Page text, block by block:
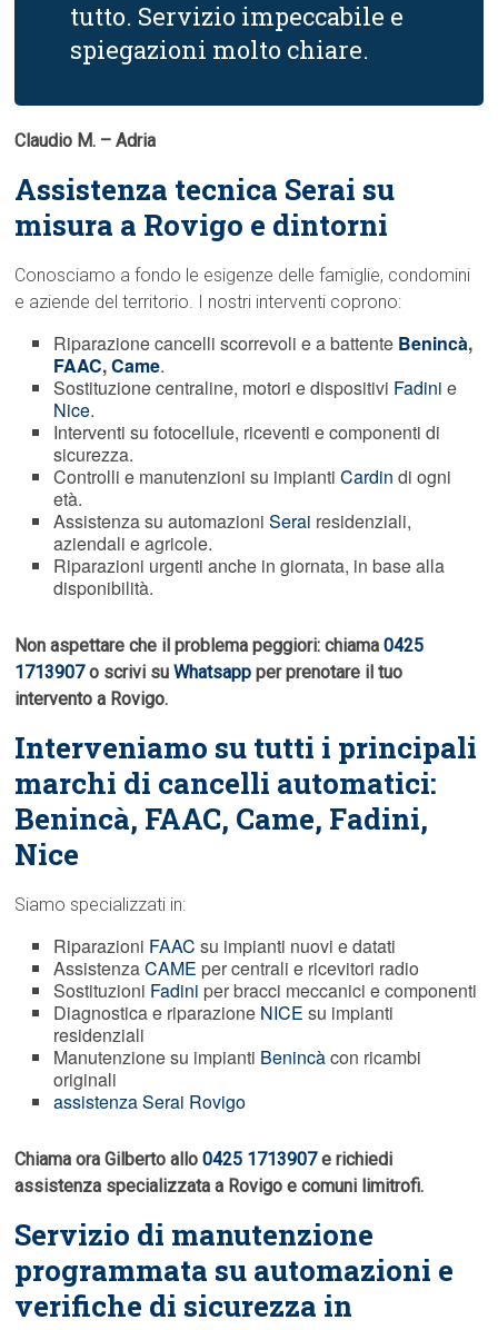
tutto. Servizio impeccabile e
spiegazioni molto chiare.
Claudio M. – Adria
Assistenza tecnica Serai su
misura a Rovigo e dintorni
Conosciamo a fondo le esigenze delle famiglie, condomini
e aziende del territorio. I nostri interventi coprono:
Riparazione cancelli scorrevoli e a battente Benincà,
FAAC,Came.
Sostituzione centraline, motori e dispositivi Fadini e
Nice.
Interventi su fotocellule, riceventi e componenti di
sicurezza.
Controlli e manutenzioni su impiantiCardin di ogni
età.
Assistenza su automazioniSerai residenziali,
aziendali e agricole.
Riparazioni urgenti anche in giornata, in base alla
disponibilità.
Non aspettare che il problema peggiori: chiama0425
1713907o scrivi suWhatsapp per prenotare il tuo
intervento a Rovigo.
Interveniamo su tutti i principali
marchi di cancelli automatici:
Benincà, FAAC, Came, Fadini,
Nice
Siamo specializzati in:
Riparazioni FAAC su impianti nuovi e datati
AssistenzaCAME per centrali e ricevitori radio
Sostituzioni Fadini per bracci meccanici e componenti
Diagnostica e riparazione NICE su impianti
residenziali
Manutenzione su impianti Benincàcon ricambi
originali
assistenza Serai Rovigo
Chiama ora Gilberto allo0425 1713907e richiedi
assistenza specializzata a Rovigo e comuni limitrofi.
Servizio di manutenzione
programmata su automazioni e
verifiche di sicurezza in